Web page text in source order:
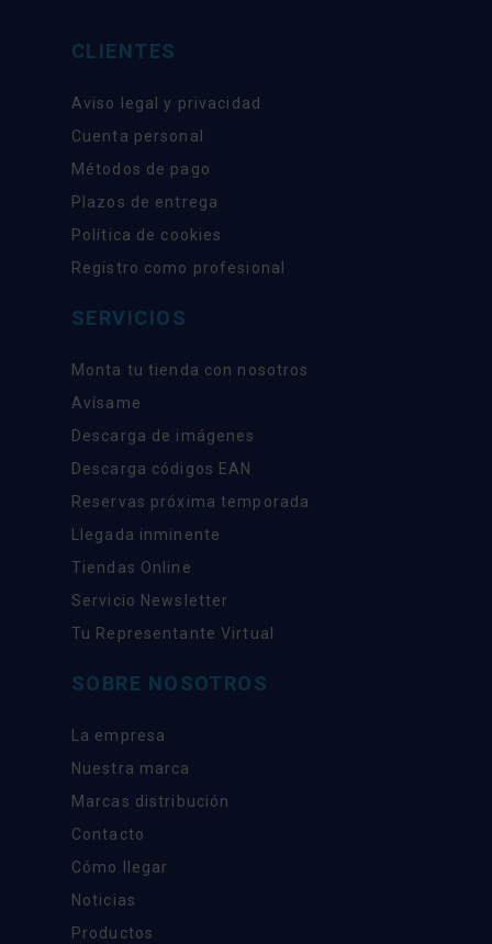
CLIENTES
Aviso legal y privacidad
Cuenta personal
Métodos de pago
Plazos de entrega
Política de cookies
Registro como profesional
SERVICIOS
Monta tu tienda con nosotros
Avísame
Descarga de imágenes
Descarga códigos EAN
Reservas próxima temporada
Llegada inminente
Tiendas Online
Servicio Newsletter
Tu Representante Virtual
SOBRE NOSOTROS
La empresa
Nuestra marca
Marcas distribución
Contacto
Cómo llegar
Noticias
Productos